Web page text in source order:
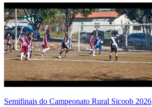
Semifinais do Campeonato Rural Sicoob 2026